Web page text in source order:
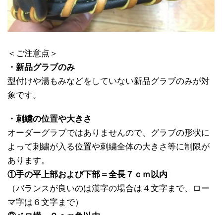
＜ご注意点＞
・新品グラブのみ
型付けや湯もみなどをしていない新品グラブのみが対
象です。
・刺繍の位置や大きさ
オーダーグラブではありませんので、グラブの形状に
よって刺繍が入る位置や刺繍全体の大きさ等に制限が
あります。
①手の平上部および下部＝全長７ｃｍ以内
（バランスが良いのは漢字の場合は４文字まで、ロー
マ字は６文字まで）